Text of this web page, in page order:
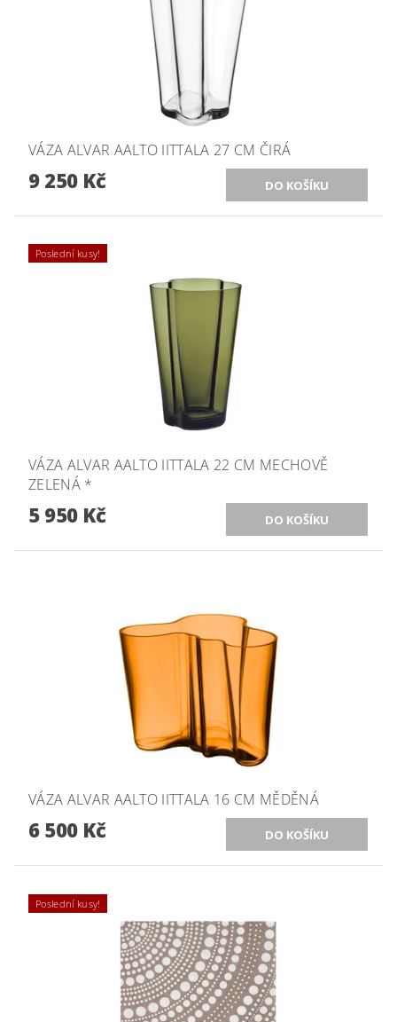
VÁZA ALVAR AALTO IITTALA 27 CM ČIRÁ
9 250 Kč
Poslední kusy!
VÁZA ALVAR AALTO IITTALA 22 CM MECHOVĚ
ZELENÁ *
5 950 Kč
VÁZA ALVAR AALTO IITTALA 16 CM MĚDĚNÁ
6 500 Kč
Poslední kusy!